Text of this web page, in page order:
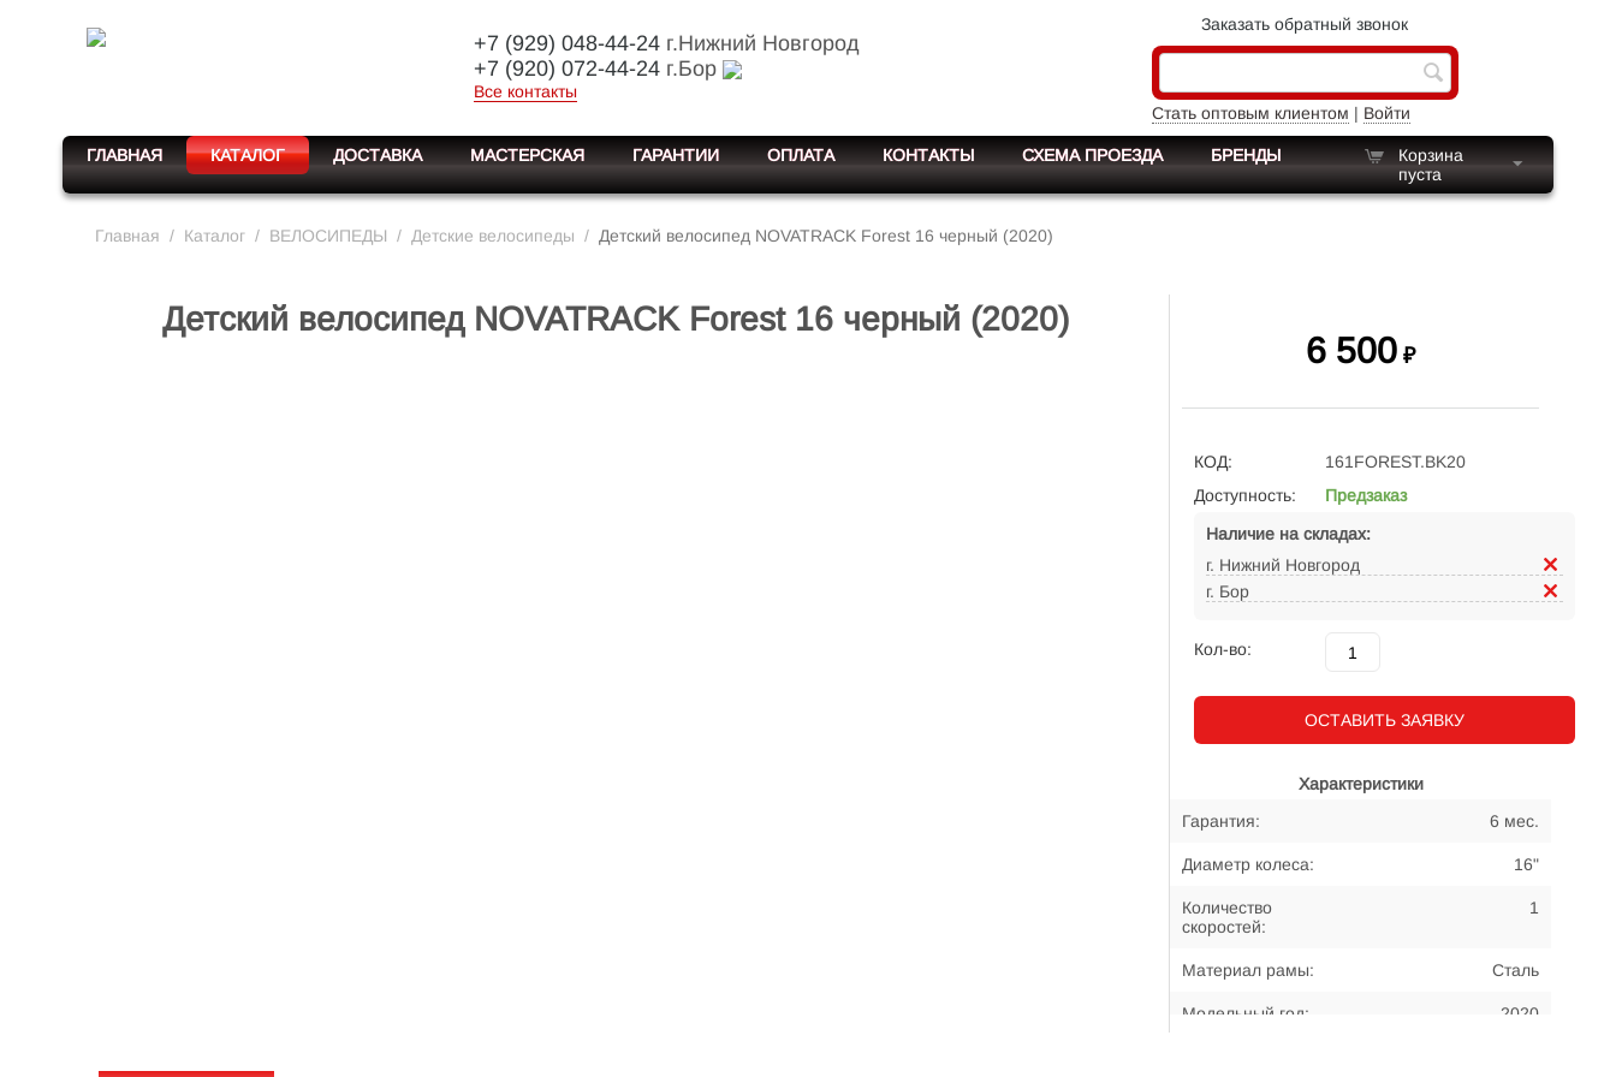
+7 (929) 048-44-24г.Нижний Новгород
+7 (920) 072-44-24г.Бор
Все контакты
Заказать обратный звонок
Стать оптовым клиентом | Войти
ГЛАВНАЯ КАТАЛОГ ДОСТАВКА МАСТЕРСКАЯ ГАРАНТИИ ОПЛАТА КОНТАКТЫ СХЕМА ПРОЕЗДА БРЕНДЫ
Корзина
пуста
Главная / Каталог / ВЕЛОСИПЕДЫ / Детские велосипеды / Детский велосипед NOVATRACK Forest 16 черный (2020)
Детский велосипед NOVATRACK Forest 16 черный (2020)
6 500 ₽
КОД:
161FOREST.BK20
Доступность:
Предзаказ
Наличие на складах:
г. Нижний Новгород
г. Бор
Кол-во:
ОСТАВИТЬ ЗАЯВКУ
Характеристики
Гарантия:
6 мес.
Диаметр колеса: 16"
Количество
скоростей:
1
Материал рамы: Сталь
Модельный год: 2020